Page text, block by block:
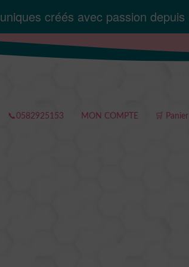
uniques créés avec passion depuis
📞0582925153 MON COMPTE 🛒 Panier